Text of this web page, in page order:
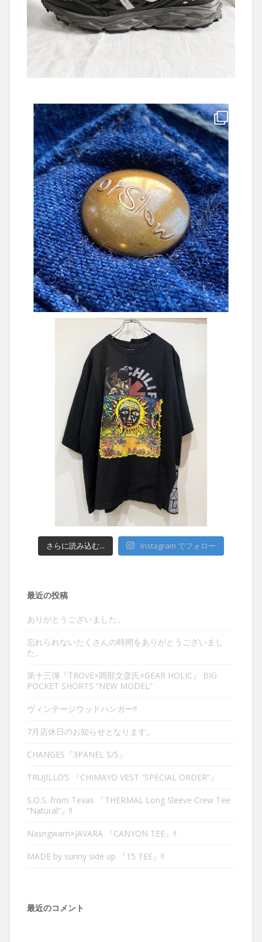
さらに読み込む... Instagram でフォロー
最近の投稿
ありがとうございました。
忘れられないたくさんの時間をありがとうございまし
た。
第十三弾『TROVE×岡部文彦氏×GEAR HOLIC』 BIG
POCKET SHORTS “NEW MODEL”
ヴィンテージウッドハンガー‼︎
7月店休日のお知らせとなります。
CHANGES『3PANEL S/S』
TRUJILLO’S 『CHIMAYO VEST “SPECIAL ORDER”』
S.O.S. from Texas 『THERMAL Long Sleeve Crew Tee
“Natural”』‼︎
Nasngwam×JAVARA 『CANYON TEE』‼︎
MADE by sunny side up 『15 TEE』‼︎
最近のコメント